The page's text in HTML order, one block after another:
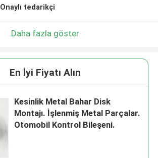
Onaylı tedarikçi
Daha fazla göster
En İyi Fiyatı Alın
Kesinlik Metal Bahar Disk
Montajı. İşlenmiş Metal Parçalar.
Otomobil Kontrol Bileşeni.